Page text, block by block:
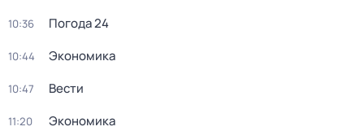
10:36 Погода 24
10:44 Экономика
10:47 Вести
11:20 Экономика